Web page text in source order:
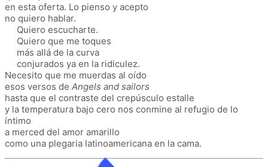
en esta oferta. Lo pienso y acepto
no quiero hablar.
Quiero escucharte.
Quiero que me toques
más allá de la curva
conjurados ya en la ridiculez.
Necesito que me muerdas al oído
esos versos de Angels and sailors
hasta que el contraste del crepúsculo estalle
y la temperatura bajo cero nos conmine al refugio de lo
íntimo
a merced del amor amarillo
como una plegaria latinoamericana en la cama.